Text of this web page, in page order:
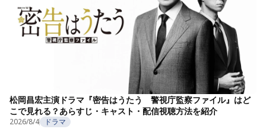
松岡昌宏主演ドラマ『密告はうたう 警視庁監察ファイル』はど
こで見れる？あらすじ・キャスト・配信視聴方法を紹介
2026/8/4 ドラマ